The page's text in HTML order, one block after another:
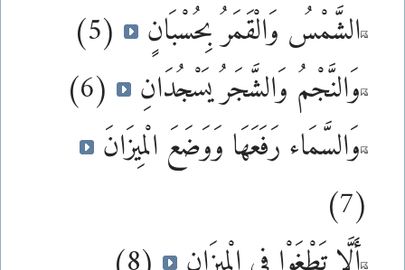
الشَّمْسُ وَالْقَمَرُ بِحُسْبَانٍ
(5)
وَالنَّجْمُ وَالشَّجَرُ يَسْجُدَانِ
(6)
وَالسَّمَاء رَفَعَهَا وَوَضَعَ الْمِيزَانَ
(7)